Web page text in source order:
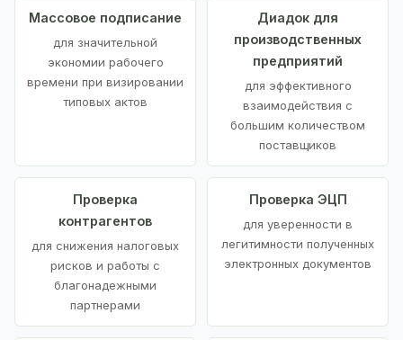
Массовое подписание
для значительной
экономии рабочего
времени при визировании
типовых актов
Диадок для
производственных
предприятий
для эффективного
взаимодействия с
большим количеством
поставщиков
Проверка
контрагентов
для снижения налоговых
рисков и работы с
благонадежными
партнерами
Проверка ЭЦП
для уверенности в
легитимности полученных
электронных документов